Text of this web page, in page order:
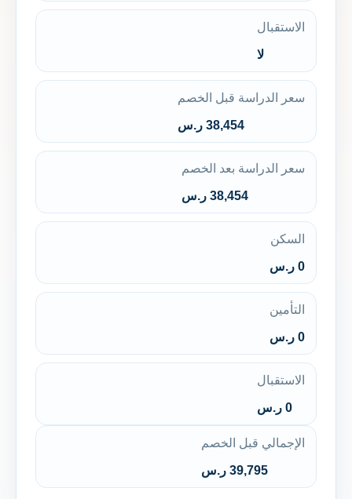
الاستقبال
لا
سعر الدراسة قبل الخصم
38,454 ر.س
سعر الدراسة بعد الخصم
38,454 ر.س
السكن
0 ر.س
التأمين
0 ر.س
الاستقبال
0 ر.س
الإجمالي قبل الخصم
39,795 ر.س